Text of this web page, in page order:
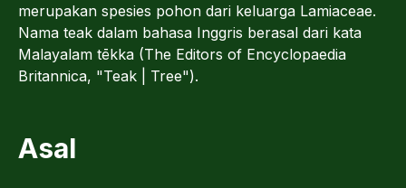
merupakan spesies pohon dari keluarga Lamiaceae.
Nama teak dalam bahasa Inggris berasal dari kata
Malayalam tēkka (The Editors of Encyclopaedia
Britannica, "Teak | Tree").
Asal